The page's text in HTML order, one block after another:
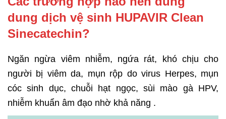
dung dịch vệ sinh HUPAVIR Clean
Sinecatechin?
Ngăn ngừa viêm nhiễm, ngứa rát, khó chịu cho
người bị viêm da, mụn rộp do virus Herpes, mụn
cóc sinh dục, chuỗi hạt ngọc, sùi mào gà HPV,
nhiễm khuẩn âm đạo nhờ khả năng .